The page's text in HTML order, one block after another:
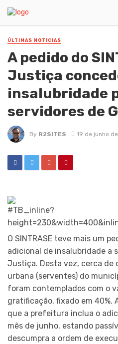
ÚLTIMAS NOTÍCIAS
A pedido do
Justiça
insalubridade
servidores de
By R2SITES 19 de junho
O SINTRASE teve mais um
adicional de insalubridade a
Justiça. Desta vez, cerca de
urbana (serventes) do
foram contemplados com o
gratificação, fixado em 40%.
que a prefeitura inclua o
mês de junho, estando
descumpra a ordem de